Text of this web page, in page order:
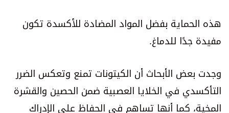
هذه الحماية بفضل المواد المضادة للأكسدة تكون
مفيدة جدًا للدماغ.
وجدت بعض الأبحاث أن الكيتونات تمنع وتعكس الضرر
التأكسدي في الخلايا العصبية ضمن الحصين والقشرة
المخية، كما أنها تساهم في الحفاظ على الإدراك